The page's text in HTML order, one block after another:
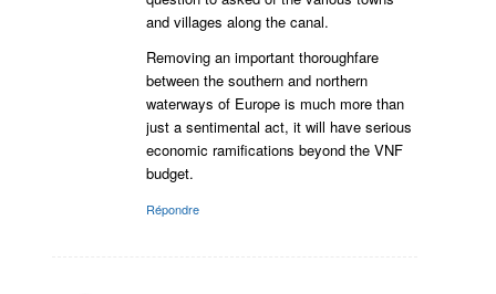
and villages along the canal.
Removing an important thoroughfare
between the southern and northern
waterways of Europe is much more than
just a sentimental act, it will have serious
economic ramifications beyond the VNF
budget.
Répondre